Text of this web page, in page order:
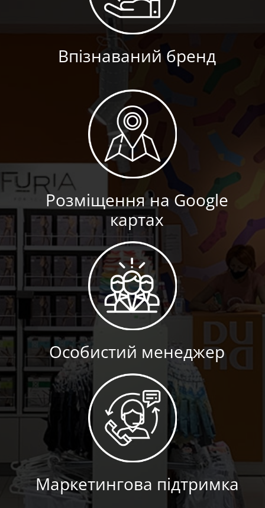
Впізнаваний бренд
Розміщення на Google
картах
Особистий менеджер
Маркетингова підтримка